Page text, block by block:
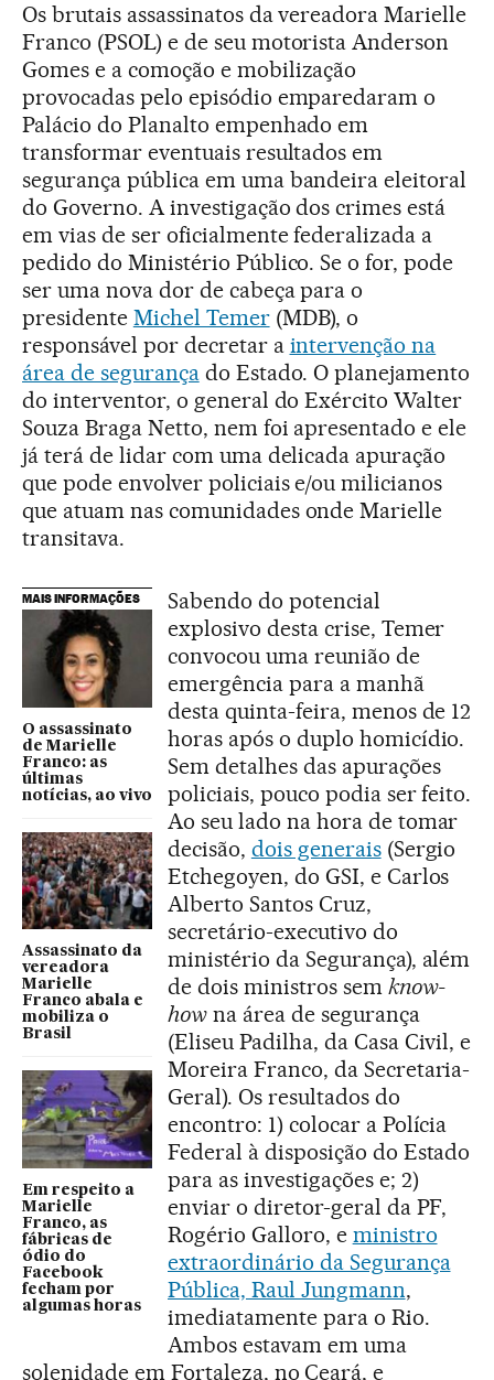
Os brutais assassinatos da vereadora Marielle
Franco (PSOL) e de seu motorista Anderson
Gomes e a comoção e mobilização
provocadas pelo episódio emparedaram o
Palácio do Planalto empenhado em
transformar eventuais resultados em
segurança pública em uma bandeira eleitoral
do Governo. A investigação dos crimes está
em vias de ser oficialmente federalizada a
pedido do Ministério Público. Se o for, pode
ser uma nova dor de cabeça para o
presidente Michel Temer(MDB), o
responsável por decretar a intervenção na
área de segurançado Estado. O planejamento
do interventor, o general do Exército Walter
Souza Braga Netto, nem foi apresentado e ele
já terá de lidar com uma delicada apuração
que pode envolver policiais e/ou milicianos
que atuam nas comunidades onde Marielle
transitava.
MAIS INFORMAÇÕES
O assassinato
de Marielle
Franco: as
últimas
notícias, ao vivo
Assassinato da
vereadora
Marielle
Franco abala e
mobiliza o
Brasil
Em respeito a
Marielle
Franco, as
fábricas de
ódio do
Facebook
fecham por
algumas horas
Sabendo do potencial
explosivo desta crise, Temer
convocou uma reunião de
emergência para a manhã
desta quinta-feira, menos de 12
horas após o duplo homicídio.
Sem detalhes das apurações
policiais, pouco podia ser feito.
Ao seu lado na hora de tomar
decisão, dois generais(Sergio
Etchegoyen, do GSI, e Carlos
Alberto Santos Cruz,
secretário-executivo do
ministério da Segurança), além
de dois ministros sem know-
howna área de segurança
(Eliseu Padilha, da Casa Civil, e
Moreira Franco, da Secretaria-
Geral). Os resultados do
encontro: 1) colocar a Polícia
Federal à disposição do Estado
para as investigações e; 2)
enviar o diretor-geral da PF,
Rogério Galloro, e ministro
extraordinário da Segurança
Pública, Raul Jungmann,
imediatamente para o Rio.
Ambos estavam em uma
solenidade em Fortaleza, no Ceará, e